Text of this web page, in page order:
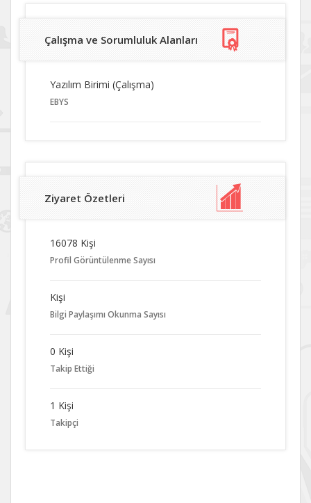
Çalışma ve Sorumluluk Alanları
Yazılım Birimi (Çalışma)
EBYS
Ziyaret Özetleri
16078 Kişi
Profil Görüntülenme Sayısı
Kişi
Bilgi Paylaşımı Okunma Sayısı
0 Kişi
Takip Ettiği
1 Kişi
Takipçi